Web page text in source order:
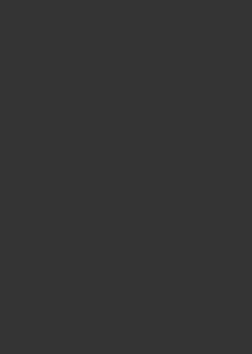
und mentale Tools können helfen,
und Motivation aufzubauen.
Erwachsene, Eltern
Informationen über Substanzen
Hilfen im Vordergrund.
von Alkohol-
Menschen in ganz unterschiedlichen